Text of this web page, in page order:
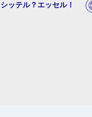
シッテル？エッセル！